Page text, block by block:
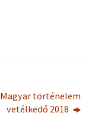
Magyar történelem
vetélkedő 2018